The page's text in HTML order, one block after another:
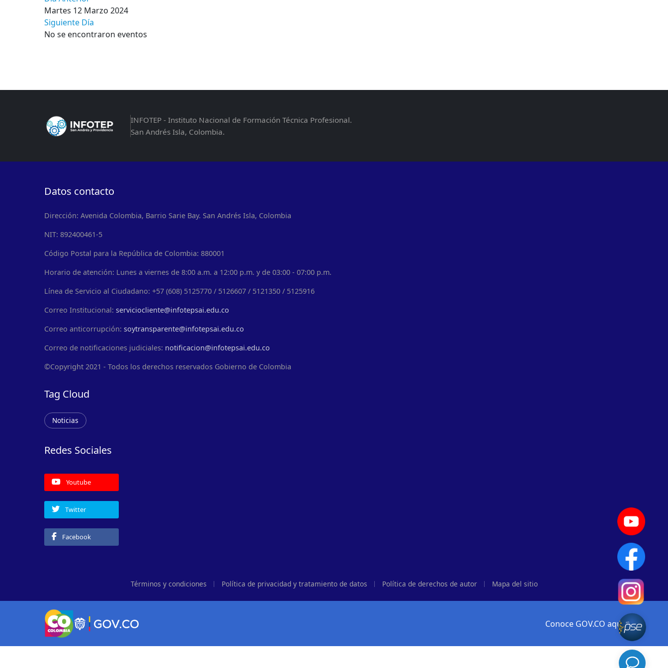
Martes 12 Marzo 2024
Siguiente Día
No se encontraron eventos
INFOTEP - Instituto Nacional de Formación Técnica Profesional.
San Andrés Isla, Colombia.
Datos contacto
Dirección: Avenida Colombia, Barrio Sarie Bay. San Andrés Isla, Colombia
NIT: 892400461-5
Código Postal para la República de Colombia: 880001
Horario de atención: Lunes a viernes de 8:00 a.m. a 12:00 p.m. y de 03:00 - 07:00 p.m.
Línea de Servicio al Ciudadano: +57 (608) 5125770 / 5126607 / 5121350 / 5125916
Correo Institucional: serviciocliente@infotepsai.edu.co
Correo anticorrupción: soytransparente@infotepsai.edu.co
Correo de notificaciones judiciales: notificacion@infotepsai.edu.co
©Copyright 2021 - Todos los derechos reservados Gobierno de Colombia
Tag Cloud
Noticias
Redes Sociales
Youtube
Twitter
Facebook
Términos y condiciones Política de privacidad y tratamiento de datos Política de derechos de autor Mapa del sitio
Logo marca Colombia
Conoce GOV.CO aquí